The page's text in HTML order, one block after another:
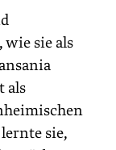
wie sie als
als
sie,